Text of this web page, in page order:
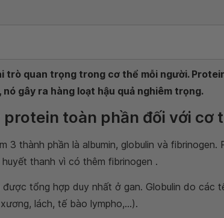
trò quan trọng trong cơ thể mỗi người.
gây ra hàng loạt hậu quả nghiêm trọng.
protein toàn phần đối với cơ
3 thành phần là albumin, globulin và fibrinogen.
thanh vì có thêm fibrinogen .
được tổng hợp duy nhất ở gan. Globulin do các
lách, tế bào lympho,...).